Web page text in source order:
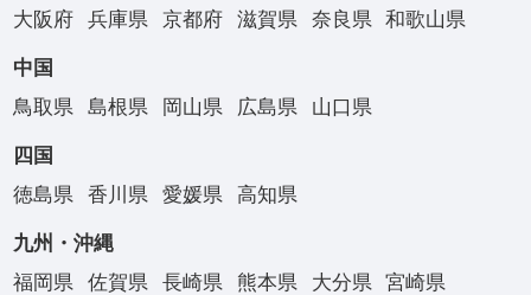
大阪府
兵庫県 京都府 滋賀県 奈良県 和歌山県
中国
鳥取県
島根県 岡山県 広島県 山口県
四国
徳島県
香川県 愛媛県 高知県
九州・沖縄
福岡県
佐賀県 長崎県 熊本県 大分県
宮崎県